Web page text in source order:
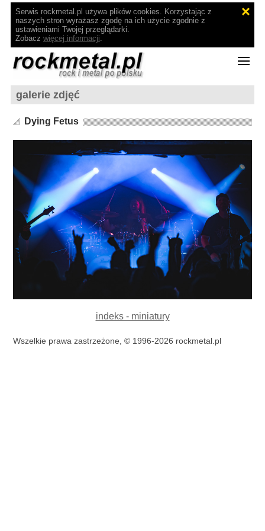
Serwis rockmetal.pl używa plików cookies. Korzystając z
naszych stron wyrażasz zgodę na ich użycie zgodnie z
ustawieniami Twojej przeglądarki.
Zobacz więcej informacji.
galerie zdjęć
Dying Fetus
indeks - miniatury
Wszelkie prawa zastrzeżone, © 1996-2026 rockmetal.pl